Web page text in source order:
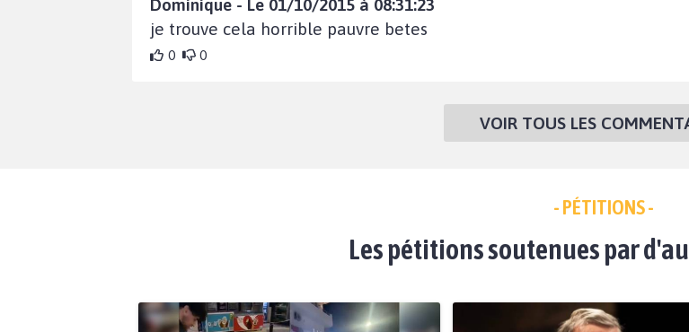
Dominique - Le 01/10/2015 à 08:31:23
je trouve cela horrible pauvre betes
0 0
VOIR TOUS LES
- PÉTITIONS -
Les pétitions soutenues par